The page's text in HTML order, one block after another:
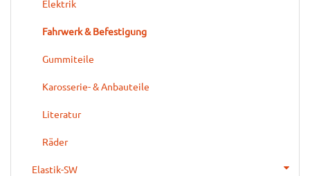
Elektrik
Fahrwerk & Befestigung
Gummiteile
Karosserie- & Anbauteile
Literatur
Räder
Elastik-SW